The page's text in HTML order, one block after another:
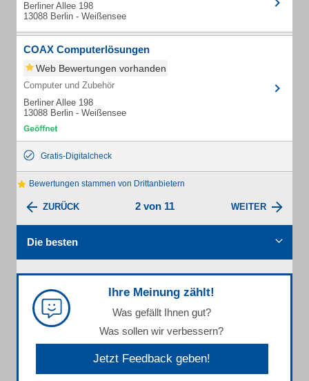
Berliner Allee 198
13088 Berlin - Weißensee
COAX Computerlösungen
Web Bewertungen vorhanden
Computer und Zubehör
Berliner Allee 198
13088 Berlin - Weißensee
Gratis-Digitalcheck
Bewertungen stammen von Drittanbietern
ZURÜCK 2 von 11 WEITER
Die besten
Ihre Meinung zählt!
Was gefällt Ihnen gut?
Was sollen wir verbessern?
Jetzt Feedback geben!